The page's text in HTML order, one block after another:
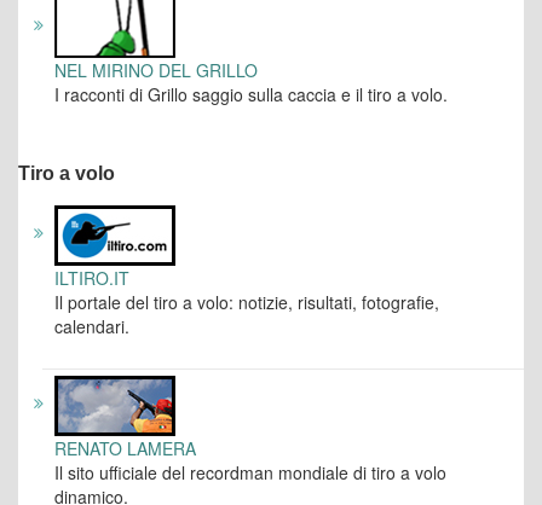
NEL MIRINO DEL GRILLO
I racconti di Grillo saggio sulla caccia e il tiro a volo.
Tiro a volo
ILTIRO.IT
Il portale del tiro a volo: notizie, risultati, fotografie,
calendari.
RENATO LAMERA
Il sito ufficiale del recordman mondiale di tiro a volo
dinamico.